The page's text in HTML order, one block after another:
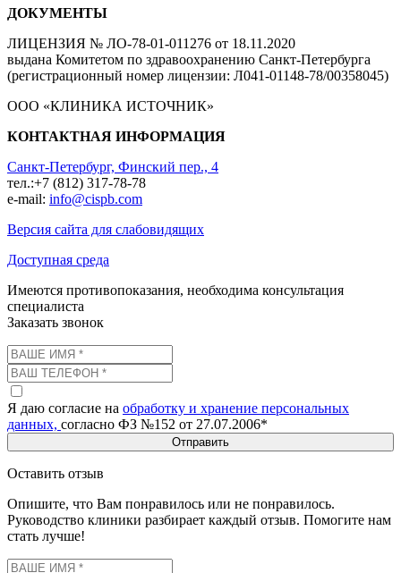
ДОКУМЕНТЫ
ЛИЦЕНЗИЯ № ЛО-78-01-011276 от 18.11.2020
выдана Комитетом по здравоохранению Санкт-Петербурга
(регистрационный номер лицензии: Л041-01148-78/00358045)
ООО «КЛИНИКА ИСТОЧНИК»
КОНТАКТНАЯ ИНФОРМАЦИЯ
Санкт-Петербург, Финский пер., 4
тел.:+7 (812) 317-78-78
e-mail: info@cispb.com
Версия сайта для слабовидящих
Доступная среда
Имеются противопоказания, необходима консультация
специалиста
Заказать звонок
Я даю согласие на обработку и хранение персональных
данных, согласно ФЗ №152 от 27.07.2006*
Отправить
Оставить отзыв
Опишите, что Вам понравилось или не понравилось.
Руководство клиники разбирает каждый отзыв. Помогите нам
стать лучше!